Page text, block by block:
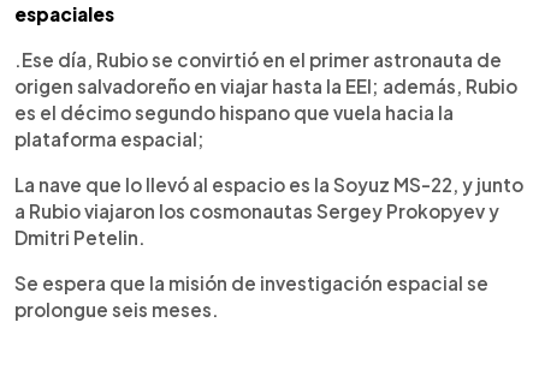
espaciales
.Ese día, Rubio se convirtió en el primer astronauta de
origen salvadoreño en viajar hasta la EEI; además, Rubio
es el décimo segundo hispano que vuela hacia la
plataforma espacial;
La nave que lo llevó al espacio es la Soyuz MS-22, y junto
a Rubio viajaron los cosmonautas Sergey Prokopyev y
Dmitri Petelin.
Se espera que la misión de investigación espacial se
prolongue seis meses.